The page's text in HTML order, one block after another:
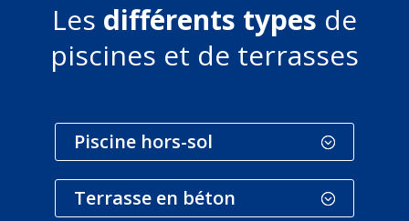
Les différents types de
piscines et de terrasses
Piscine hors-sol
Terrasse en béton